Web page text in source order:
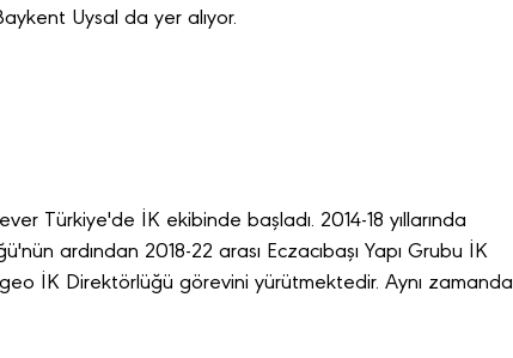
Uysal da yer alıyor.
Türkiye'de İK ekibinde başladı. 2014-18 yıllarında
ardından 2018-22 arası Eczacıbaşı Yapı Grubu İK
İK Direktörlüğü görevini yürütmektedir. Aynı zamanda